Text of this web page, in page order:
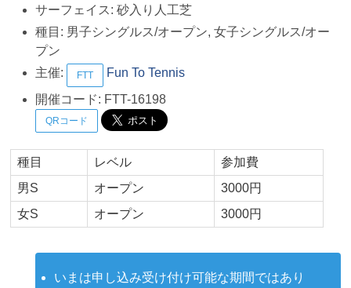
サーフェイス: 砂入り人工芝
種目: 男子シングルス/オープン, 女子シングルス/オー
プン
主催:
FTT
Fun To Tennis
開催コード: FTT-16198
QRコード
種目 レベル
参加費
男S
オープン
3000円
女S
オープン 3000円
いまは申し込み受け付け可能な期間ではあり